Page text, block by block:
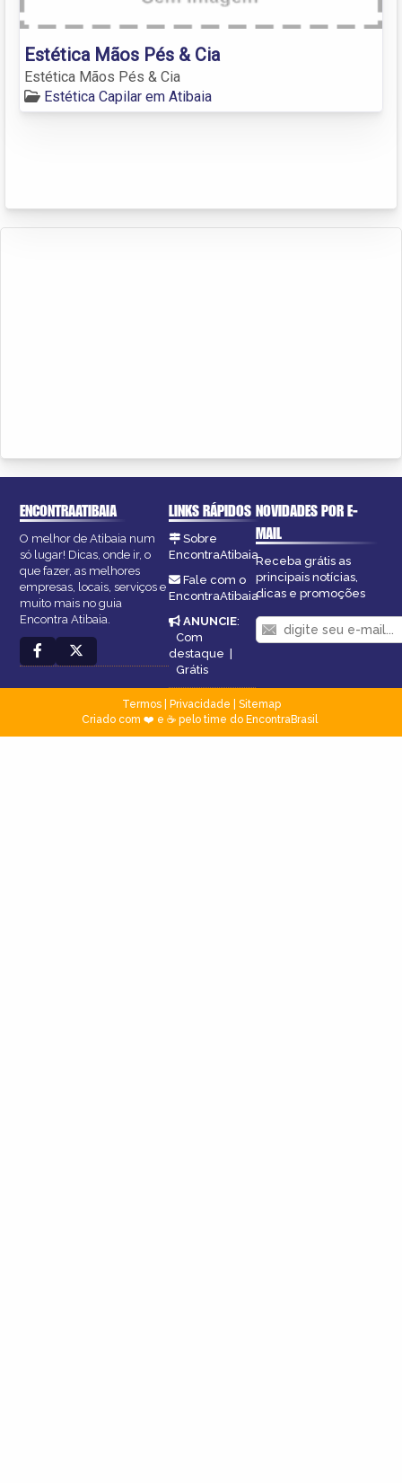
Estética Mãos Pés & Cia
Estética Mãos Pés & Cia
Estética Capilar em Atibaia
ENCONTRAATIBAIA
O melhor de Atibaia num
só lugar! Dicas, onde ir, o
que fazer, as melhores
empresas, locais, serviços e
muito mais no guia
Encontra Atibaia.
LINKS RÁPIDOS
Sobre
EncontraAtibaia
Fale com o
EncontraAtibaia
ANUNCIE:
Com
destaque |
Grátis
NOVIDADES POR E-
MAIL
Receba grátis as
principais notícias,
dicas e promoções
Termos| Privacidade
Sitemap
Criado com ❤️ e ☕ pelo time do EncontraBrasil